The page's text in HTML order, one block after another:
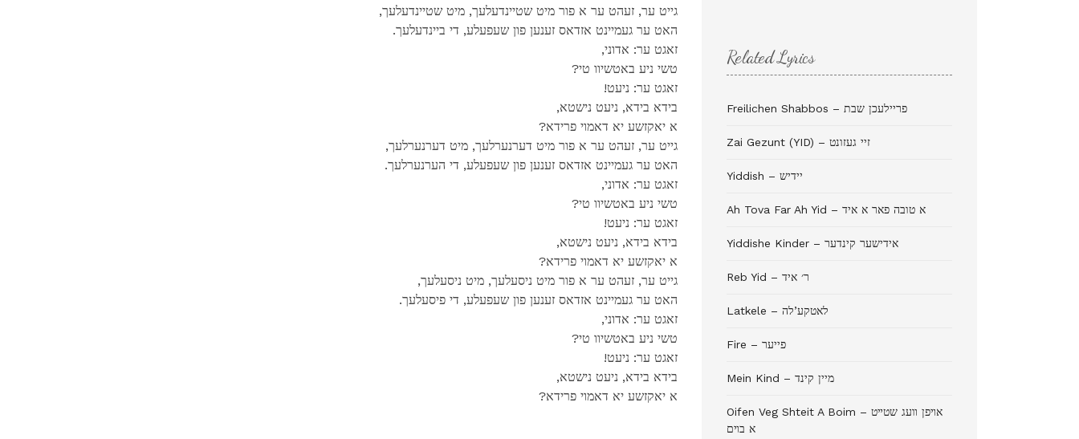
,גייט ער, זעהט ער א פור מיט שטיינדעלעך, מיט שטיינדעלעך
.האט ער געמיינט אזדאס זענען פון שעפעלע, די ביינדעלעך
,זאגט ער: אדוני
?טשי ניע באטשיוו טי
!זאגט ער: ניעט
,בידא בידא, ניעט נישטא
?א יאקזשע יא דאמוי פרידא
,גייט ער, זעהט ער א פור מיט דערנערלעך, מיט דערנערלעך
.האט ער געמיינט אזדאס זענען פון שעפעלע, די הערנערלעך
,זאגט ער: אדוני
?טשי ניע באטשיוו טי
!זאגט ער: ניעט
,בידא בידא, ניעט נישטא
?א יאקזשע יא דאמוי פרידא
,גייט ער, זעהט ער א פור מיט ניסעלעך, מיט ניסעלעך
.האט ער געמיינט אזדאס זענען פון שעפעלע, די פיסעלעך
,זאגט ער: אדוני
?טשי ניע באטשיוו טי
!זאגט ער: ניעט
,בידא בידא, ניעט נישטא
?א יאקזשע יא דאמוי פרידא
Related Lyrics
Freilichen Shabbos – פריילעכן שבת
Zai Gezunt (YID) – זיי געזונט
Yiddish – יידיש
Ah Tova Far Ah Yid – א טובה פאר א איד
Yiddishe Kinder – אידישער קינדער
Reb Yid – ר׳ איד
Latkele – לאטקע’לה
Fire – פייער
Mein Kind – מיין קינד
Oifen Veg Shteit A Boim – אױפן װעג שטײט
א בױם